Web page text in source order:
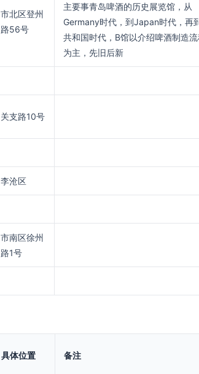
市北区登州
路56号
主要事青岛啤酒的历史展览馆，从
Germany时代，到Japan时代，再
共和国时代，B馆以介绍啤酒制造流
为主，先旧后新
关支路10号
李沧区
市南区徐州
路1号
具体位置 备注